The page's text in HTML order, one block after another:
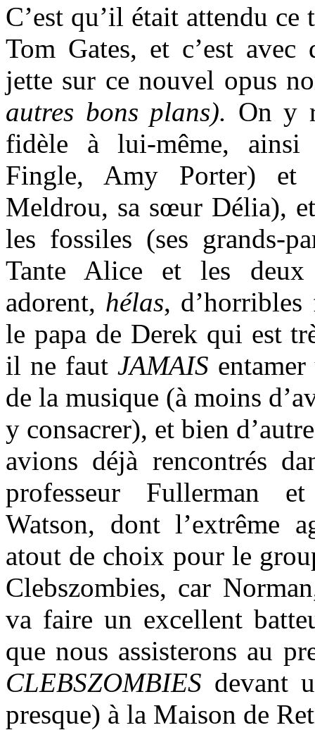
C’est qu’il était attendu ce
Tom Gates, et c’est avec
jette sur ce nouvel opus
autres bons plans). On y
fidèle à lui-même, ainsi
Fingle, Amy Porter) et
Meldrou, sa sœur Délia),
les fossiles (ses grands-
Tante Alice et les deux
adorent, hélas,
le papa de Derek qui est
il ne faut JAMAIS
de la musique (à moins
y consacrer), et bien
avions déjà rencontrés
professeur Fullerman
Watson, dont l’extrême
atout de choix pour le
Clebszombies, car
va faire un excellent
que nous assisterons au
CLEBSZOMBIES devant
presque) à la Maison de